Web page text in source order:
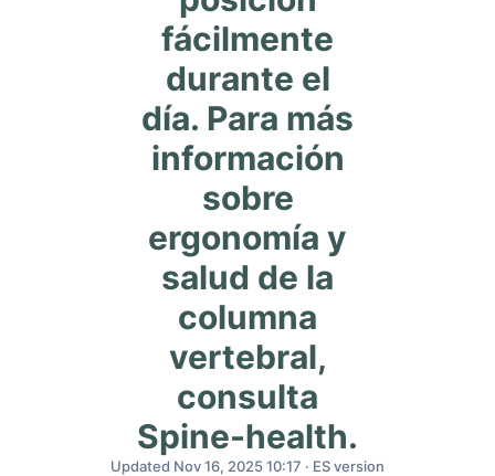
fácilmente
durante el
día. Para más
información
sobre
ergonomía y
salud de la
columna
vertebral,
consulta
Spine-health.
Updated Nov 16, 2025 10:17 · ES version